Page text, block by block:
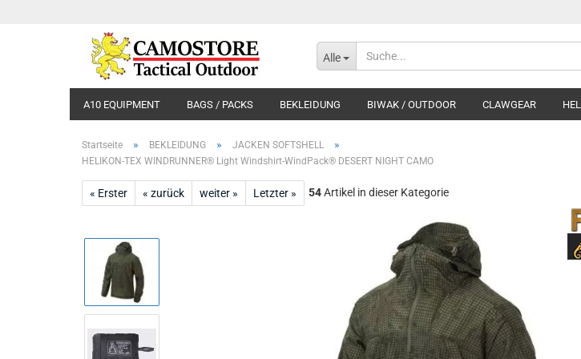
Alle
A10 EQUIPMENT BAGS / PACKS BEKLEIDUNG BIWAK / OUTDOOR CLAWGEAR
Startseite » BEKLEIDUNG » JACKEN SOFTSHELL »
HELIKON-TEX WINDRUNNER® Light Windshirt-WindPack® DESERT NIGHT CAMO
« Erster « zurück weiter » Letzter » 54Artikel in dieser Kategorie